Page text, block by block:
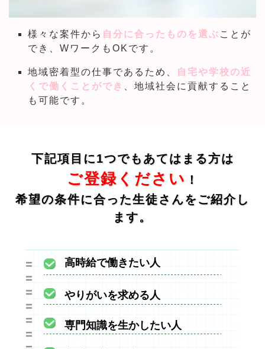
様々な案件から 自分に合ったものを選ぶ ことが
でき、WワークもOKです。
地域密着型の仕事であるため、
自宅や学校の近
くで働くことができ
、地域社会に貢献すること
も可能です。
下記項目に1つでもあてはまる方は
ご登録ください ！
希望の条件に合った生徒さんをご紹介し
ます。
高時給で働きたい人
やりがいを求める人
専門知識を生かしたい人